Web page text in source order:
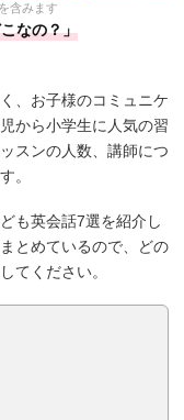
含みます
なの？」
、お子様のコミュニケ
から小学生に人気の習
スンの人数、講師につ
。
も英会話7選を紹介し
とめているので、どの
てください。